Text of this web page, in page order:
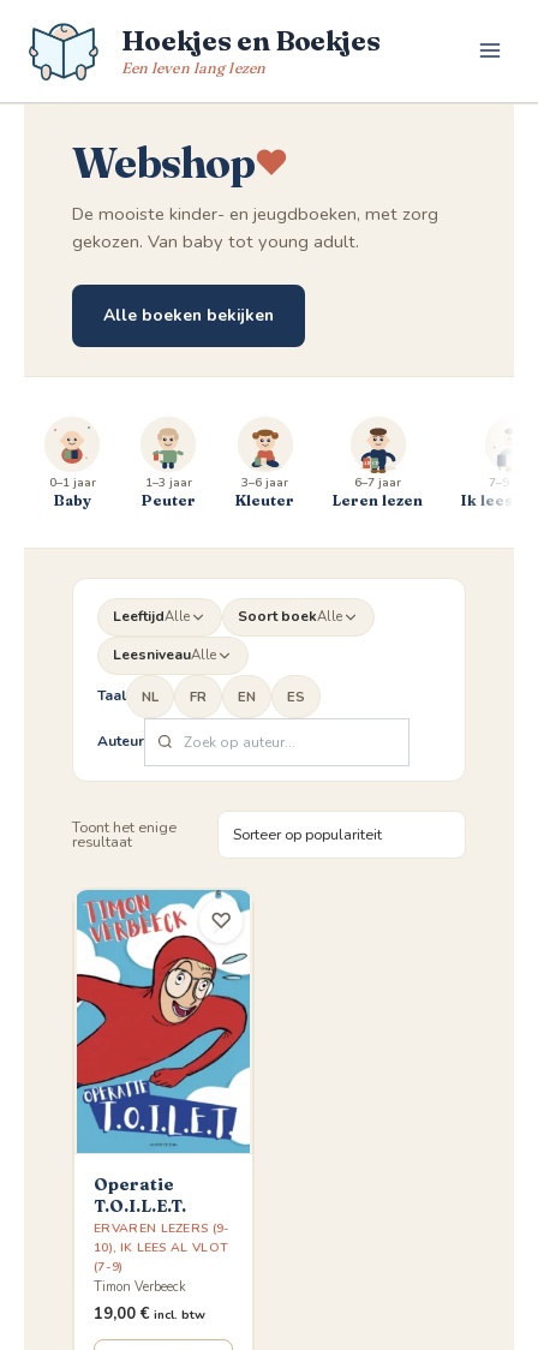
naar
Hoekjes en Boekjes
Een leven lang lezen
Webshop
De mooiste kinder- en jeugdboeken, met zorg
gekozen. Van baby tot young adult.
Alle boeken bekijken
0–1 jaar
Baby
1–3 jaar
Peuter
3–6 jaar
Kleuter
6–7 jaar
Leren lezen
7–9 jaar
Ik lees al
LeeftijdAlle Soort boekAlle
LeesniveauAlle
Taal NL FR EN ES
Auteur
Toont het enige
resultaat
Operatie
T.O.I.L.E.T.
ERVAREN LEZERS (9-
10), IK LEES AL VLOT
(7-9)
Timon Verbeeck
19,00 € incl. btw
♡